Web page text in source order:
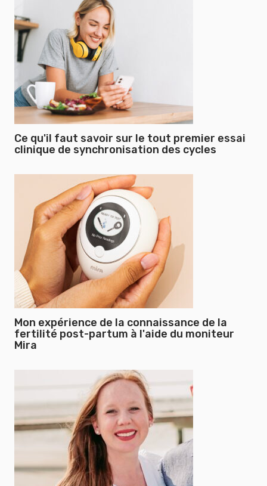
Ce qu'il faut savoir sur le tout premier essai
clinique de synchronisation des cycles
Mon expérience de la connaissance de la
fertilité post-partum à l'aide du moniteur
Mira